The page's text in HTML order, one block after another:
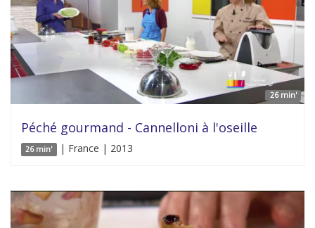
26 min'
Péché gourmand - Cannelloni à l'oseille
26 min' | France | 2013